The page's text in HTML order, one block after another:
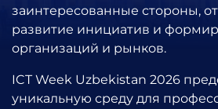
заинтересованные стороны,
развитие инициатив и
организаций и рынков.
ICT Week Uzbekistan 2026
уникальную среду для